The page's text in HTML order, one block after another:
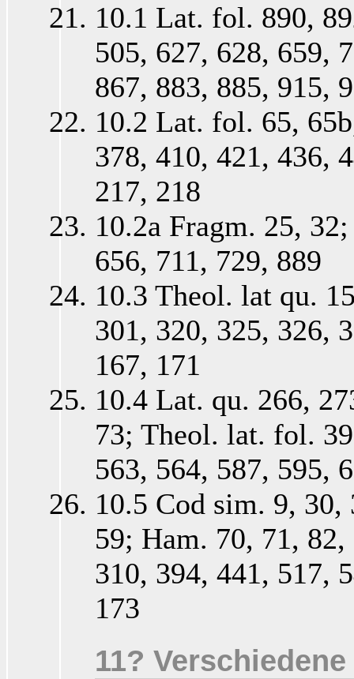
10.1 Lat. fol. 890,
505, 627, 628, 659,
867, 883, 885, 915,
10.2 Lat. fol. 65,
378, 410, 421, 436,
217, 218
10.2a Fragm. 25,
656, 711, 729, 889
10.3 Theol. lat qu.
301, 320, 325, 326,
167, 171
10.4 Lat. qu. 266,
73; Theol. lat. fol.
563, 564, 587, 595,
10.5 Cod sim. 9,
59; Ham. 70, 71,
310, 394, 441, 517,
173
11?